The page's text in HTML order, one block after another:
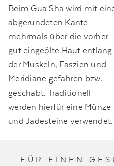
Beim Gua Sha wird mit
abgerundeten Kante
mehrmals über die vorher
gut eingeölte Haut entlang
der Muskeln, Faszien und
Meridiane gefahren bzw.
geschabt. Traditionell
werden hierfür eine Münze
und Jadesteine verwendet.
FÜR EINEN